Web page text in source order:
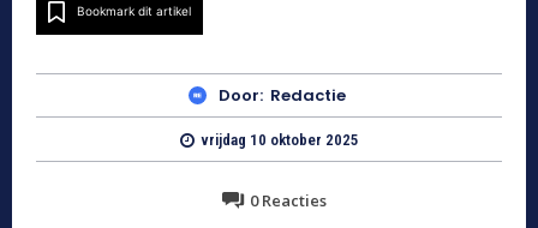
Bookmark dit artikel
Door: Redactie
vrijdag 10 oktober 2025
0Reacties